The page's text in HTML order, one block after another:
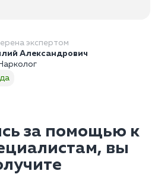
экспертом
Александрович
за помощью к
вы